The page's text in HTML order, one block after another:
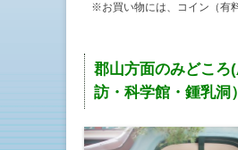
※お買い物には、コイン（有
郡山方面のみどころ
訪・科学館・鍾乳洞）